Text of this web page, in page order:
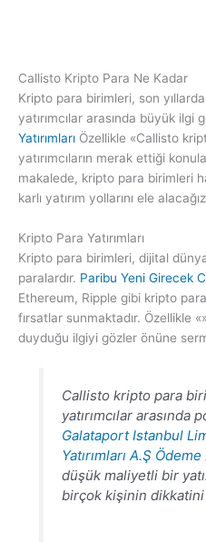
Callisto Kripto Para Ne Kadar
Kripto para birimleri, son
yatırımcılar arasında büyük ilgi
Yatırımları Özellikle «Callisto
yatırımcıların merak ettiği
makalede, kripto para birimleri
karlı yatırım yollarını ele
Kripto Para Yatırımları
Kripto para birimleri, dijital
paralardır. Paribu Yeni Girecek
Ethereum, Ripple gibi kripto
fırsatlar sunmaktadır. Özellikle
duyduğu ilgiyi gözler önüne
Callisto kripto para
yatırımcılar
Galataport Istanbul
Yatırımları A.Ş
düşük maliyetli bir
birçok kişinin